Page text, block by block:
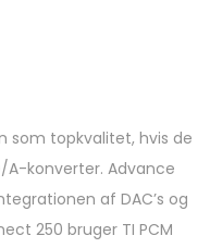
som topkvalitet, hvis de
konverter. Advance
af ​​DAC’s og
250 bruger TI PCM